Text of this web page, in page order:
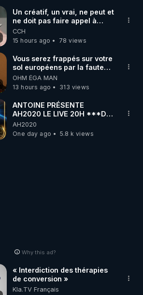
Un créatif, un vrai, ne peut et
ne doit pas faire appel à
l'intelligence artificielle
CCH
15 hours ago
78 views
Vous serez frappés sur votre
sol européens par la faute
des dirigeants qui s'en
mettent dans le nez
OHM ÉGA MAN
13 hours ago
313 views
ANTOINE PRÉSENTE
AH2020 LE LIVE 20H ***DU
06/08/2026***
AH2020
One day ago
5.8 k views
Why this ad?
« Interdiction des thérapies
de conversion »
Kla.TV Français